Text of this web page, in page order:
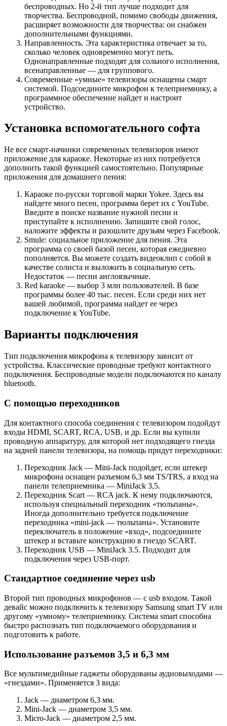
беспроводных. Но 2-й тип лучше подходит для
творчества. Беспроводной, помимо свободы движения,
расширяет возможности для творчества: он снабжен
дополнительными функциями.
Направленность. Эта характеристика отвечает за то,
сколько человек одновременно могут петь.
Однонаправленные подходят для сольного исполнения,
всенаправленные — для группового.
Современные «умные» телевизоры оснащены смарт
системой. Подсоедините микрофон к телеприемнику, а
программное обеспечение найдет и настроит
устройство.
Установка вспомогательного софта
Не все смарт-начинки современных телевизоров имеют
приложение для караоке. Некоторые из них потребуется
дополнить такой функцией самостоятельно. Популярные
приложения для домашнего пения:
Караоке по-русски торговой марки Yokee. Здесь вы
найдете много песен, программа берет их с YouTube.
Введите в поиске название нужной песни и
приступайте к исполнению. Запишите свой голос,
наложите эффекты и разошлите друзьям через Facebook.
Smule: социальное приложение для пения. Эта
программа со своей базой песен, которая ежедневно
пополняется. Вы можете создать видеоклип с собой в
качестве солиста и выложить в социальную сеть.
Недостаток — песни англоязычные.
Red karaoke — выбор 3 млн пользователей. В базе
программы более 40 тыс. песен. Если среди них нет
вашей любимой, программа найдет ее через
подключение к YouTube.
Варианты подключения
Тип подключения микрофона к телевизору зависит от
устройства. Классические проводные требуют контактного
подключения. Беспроводные модели подключаются по каналу
bluetooth.
С помощью переходников
Для контактного способа соединения с телевизором подойдут
входы HDMI, SCART, RCA, USB, и др. Если вы купили
проводную аппаратуру, для которой нет подходящего гнезда
на задней панели телевизора, на помощь придут переходники:
Переходник Jack — Mini-Jack подойдет, если штекер
микрофона оснащен разъемом 6,3 мм TS/TRS, а вход на
панели телеприемника — MiniJack 3,5.
Переходник Scart — RCA jack. К нему подключаются,
используя специальный переходник «тюльпаны».
Иногда дополнительно требуется подключение
переходника «mini-jack — тюльпаны». Установите
переключатель в положение «вход», подсоедините
штекер и вставьте конструкцию в гнездо SCART.
Переходник USB — MiniJack 3.5. Подходит для
подключения через USB-порт.
Стандартное соединение через usb
Второй тип проводных микрофонов — с usb входом. Такой
девайс можно подключить к телевизору Samsung smart TV или
другому «умному» телеприемнику. Система smart способна
быстро распознать тип подключаемого оборудования и
подготовить к работе.
Использование разъемов 3,5 и 6,3 мм
Все мультимедийные гаджеты оборудованы аудиовыходами —
«гнездами». Применяется 3 вида:
Jack — диаметром 6,3 мм.
Mini-Jack — диаметром 3,5 мм.
Micro-Jack — диаметром 2,5 мм.